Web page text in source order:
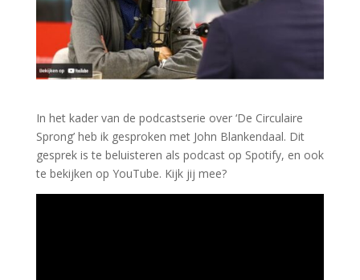
In het kader van de podcastserie over ‘De Circulaire
Sprong’ heb ik gesproken met John Blankendaal. Dit
gesprek is te beluisteren als podcast op Spotify, en ook
te bekijken op YouTube. Kijk jij mee?